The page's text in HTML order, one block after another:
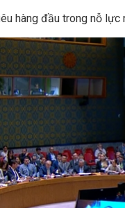
hàng đầu trong nỗ lực